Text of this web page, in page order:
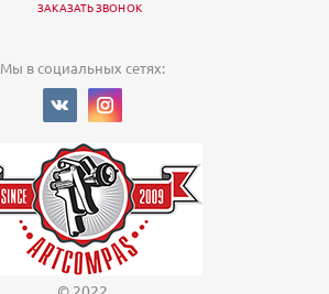
ЗАКАЗАТЬ ЗВОНОК
Мы в социальных сетях: